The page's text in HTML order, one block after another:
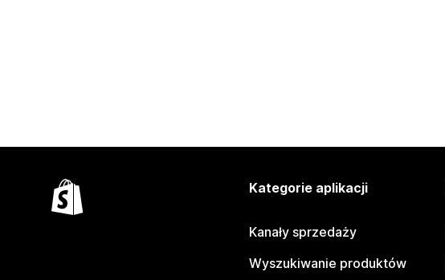
Kategorie aplikacji
Kanały sprzedaży
Wyszukiwanie produktów